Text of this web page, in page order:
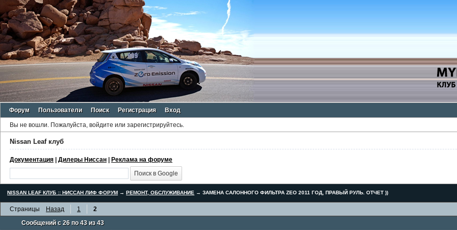
Форум Пользователи Поиск Регистрация Вход
Вы не вошли. Пожалуйста, войдите или зарегистрируйтесь.
Nissan Leaf клуб
Документация | Дилеры Ниссан | Реклама на форуме
NISSAN LEAF КЛУБ :: НИССАН ЛИФ ФОРУМ → РЕМОНТ, ОБСЛУЖИВАНИЕ →ЗАМЕНА САЛОННОГО ФИЛЬТРА ZEO 2011 ГОД, ПРАВЫЙ РУЛЬ. ОТЧЕТ ))
Страницы Назад 1
2
Сообщений с 26 по 43 из 43